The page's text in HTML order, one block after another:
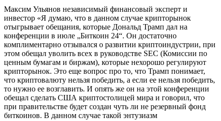
Максим Ульянов независимый финансовый эксперт и
инвестор «Я думаю, что в данном случае крипторынок
отыгрывает обещания, которые Дональд Трамп дал на
конференции в июле „Биткоин 24“. Он достаточно
комплиментарно отзывался о развитии криптоиндустрии, при
этом обещал уволить всех в руководстве SEC (Комиссии по
ценным бумагам и биржам), которые нехорошо регулируют
крипторынок. Это еще вопрос про то, что Трамп понимает,
что криптовалюту нельзя победить, а если ее нельзя победить,
то нужно ее возглавить. И опять же он на этой конференции
обещал сделать США криптостолицей мира и говорил, что
при правительстве будет создан чуть ли не резервный фонд
биткоинов. В данном случае такой энтузиазм